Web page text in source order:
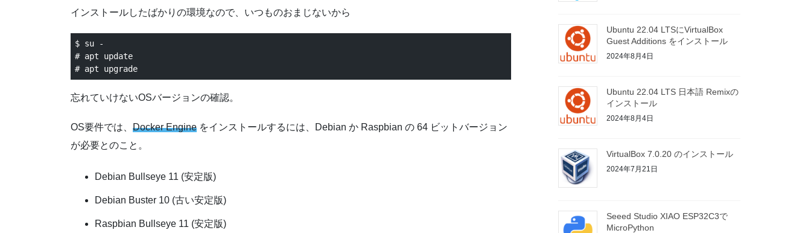
インストールしたばかりの環境なので、いつものおまじないから
$ su -
# apt update
忘れていけないOSバージョンの確認。
OS要件では、 Docker Engine をインストールするには、Debian か Raspbian の 64 ビットバージョン
が必要とのこと。
Debian Bullseye 11 (安定版)
Debian Buster 10 (古い安定版)
Raspbian Bullseye 11 (安定版)
Ubuntu 22.04 LTSにVirtualBox
Guest Additions をインストール
2024年8月4日
Ubuntu 22.04 LTS 日本語 Remixの
インストール
2024年8月4日
VirtualBox 7.0.20 のインストール
2024年7月21日
Seeed Studio XIAO ESP32C3で
MicroPython